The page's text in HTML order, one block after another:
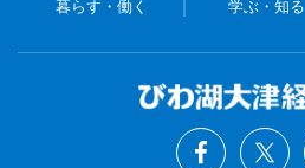
暮らす・働く 学ぶ・知る